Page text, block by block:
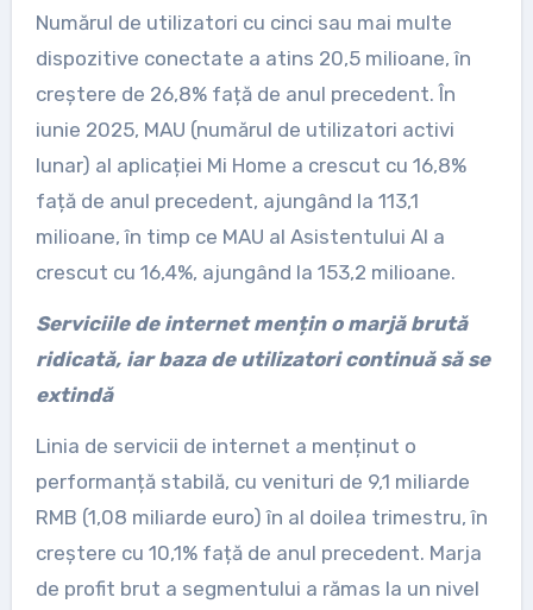
Numărul de utilizatori cu cinci sau mai multe
dispozitive conectate a atins 20,5 milioane, în
creștere de 26,8% față de anul precedent. În
iunie 2025, MAU (numărul de utilizatori activi
lunar) al aplicației Mi Home a crescut cu 16,8%
față de anul precedent, ajungând la 113,1
milioane, în timp ce MAU al Asistentului AI a
crescut cu 16,4%, ajungând la 153,2 milioane.
Serviciile de internet mențin o marjă brută
ridicată, iar baza de utilizatori continuă să se
extindă
Linia de servicii de internet a menținut o
performanță stabilă, cu venituri de 9,1 miliarde
RMB (1,08 miliarde euro) în al doilea trimestru, în
creștere cu 10,1% față de anul precedent. Marja
de profit brut a segmentului a rămas la un nivel